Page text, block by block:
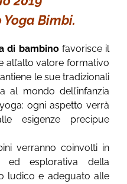
Bimbi.
di bambinofavorisce il
all’alto valore formativo
le sue tradizionali
al mondo dell’infanzia
ogni aspetto verrà
esigenze precipue
verranno coinvolti in
ed esplorativa della
ludico e adeguato alle